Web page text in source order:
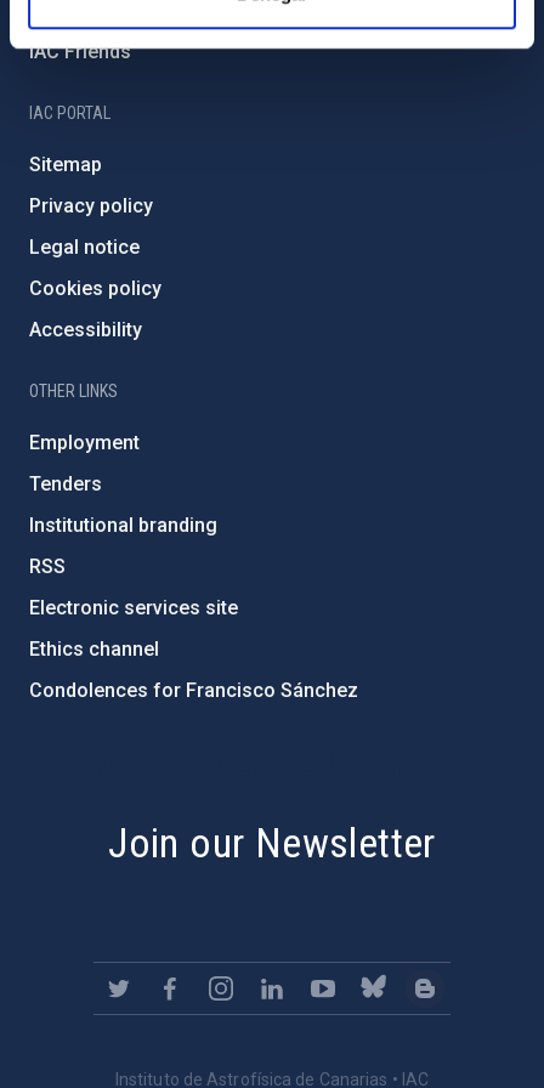
IAC Friends
IAC PORTAL
Sitemap
Privacy policy
Legal notice
Cookies policy
Accessibility
OTHER LINKS
Employment
Tenders
Institutional branding
RSS
Electronic services site
Ethics channel
Condolences for Francisco Sánchez
Join our Newsletter
Instituto de Astrofísica de Canarias • IAC